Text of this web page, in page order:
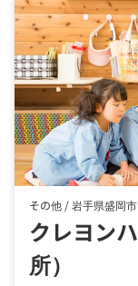
その他 /岩手県盛岡市
クレヨン
所）